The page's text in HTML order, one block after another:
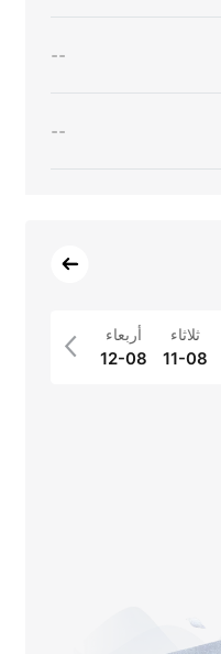
--
--
ثلاثاء
11-08
أربعاء
12-08